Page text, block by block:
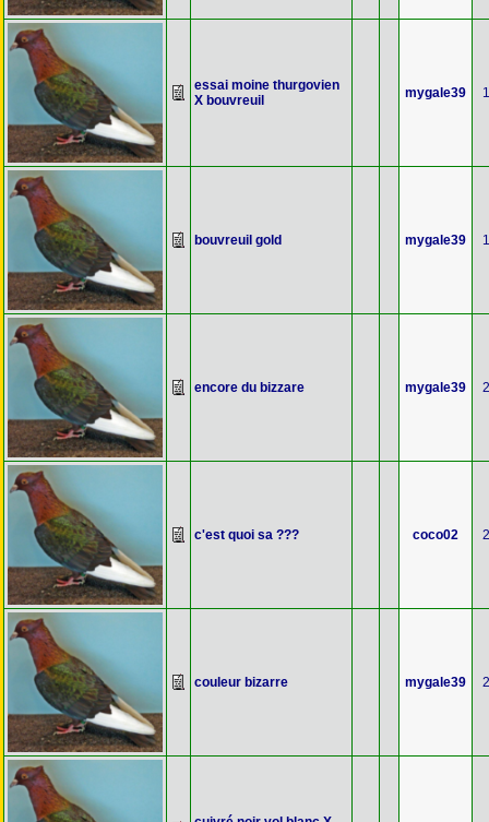
essai moine thurgovien
X bouvreuil
mygale39
bouvreuil gold mygale39
encore du bizzare mygale39
c'est quoi sa ??? coco02
couleur bizarre mygale39